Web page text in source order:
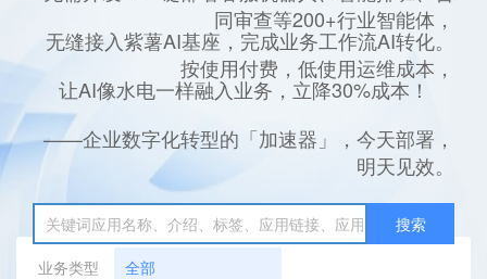
同审查等200+行业智能体，
无缝接入紫薯AI基座，完成业务工作流AI转化。
按使用付费，低使用运维成本，
让AI像水电一样融入业务，立降30%成本！
——企业数字化转型的「加速器」，今天部署，
明天见效。
搜索
业务类型
全部